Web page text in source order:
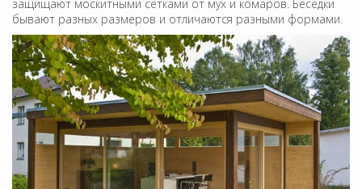
защищают москитными сетками от мух и комаров. Беседки
бывают разных размеров и отличаются разными формами.